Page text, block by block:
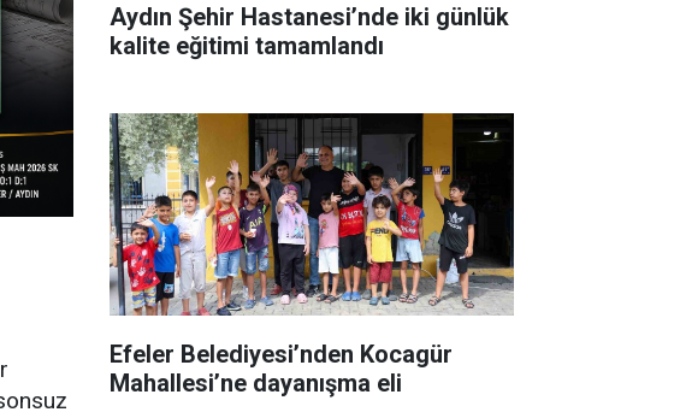
Aydın Şehir Hastanesi’nde iki günlük
kalite eğitimi tamamlandı
Efeler Belediyesi’nden Kocagür
Mahallesi’ne dayanışma eli